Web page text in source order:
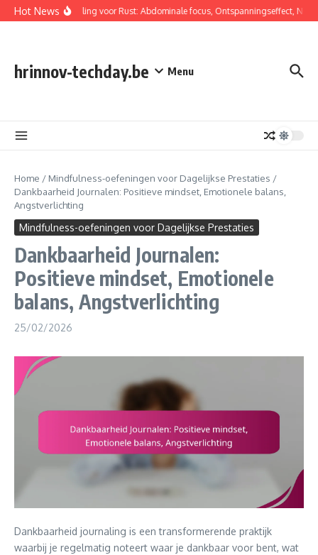
Skip to content
Hot News
Buikademhaling voor Rust: Abdominale focus, Ontspanningseffect, Niet-
hrinnov-techday.be Menu
Home / Mindfulness-oefeningen voor Dagelijkse Prestaties /
Dankbaarheid Journalen: Positieve mindset, Emotionele balans,
Angstverlichting
Mindfulness-oefeningen voor Dagelijkse Prestaties
Dankbaarheid Journalen:
Positieve mindset, Emotionele
balans, Angstverlichting
25/02/2026
Dankbaarheid journaling is een transformerende praktijk
waarbij je regelmatig noteert waar je dankbaar voor bent, wat